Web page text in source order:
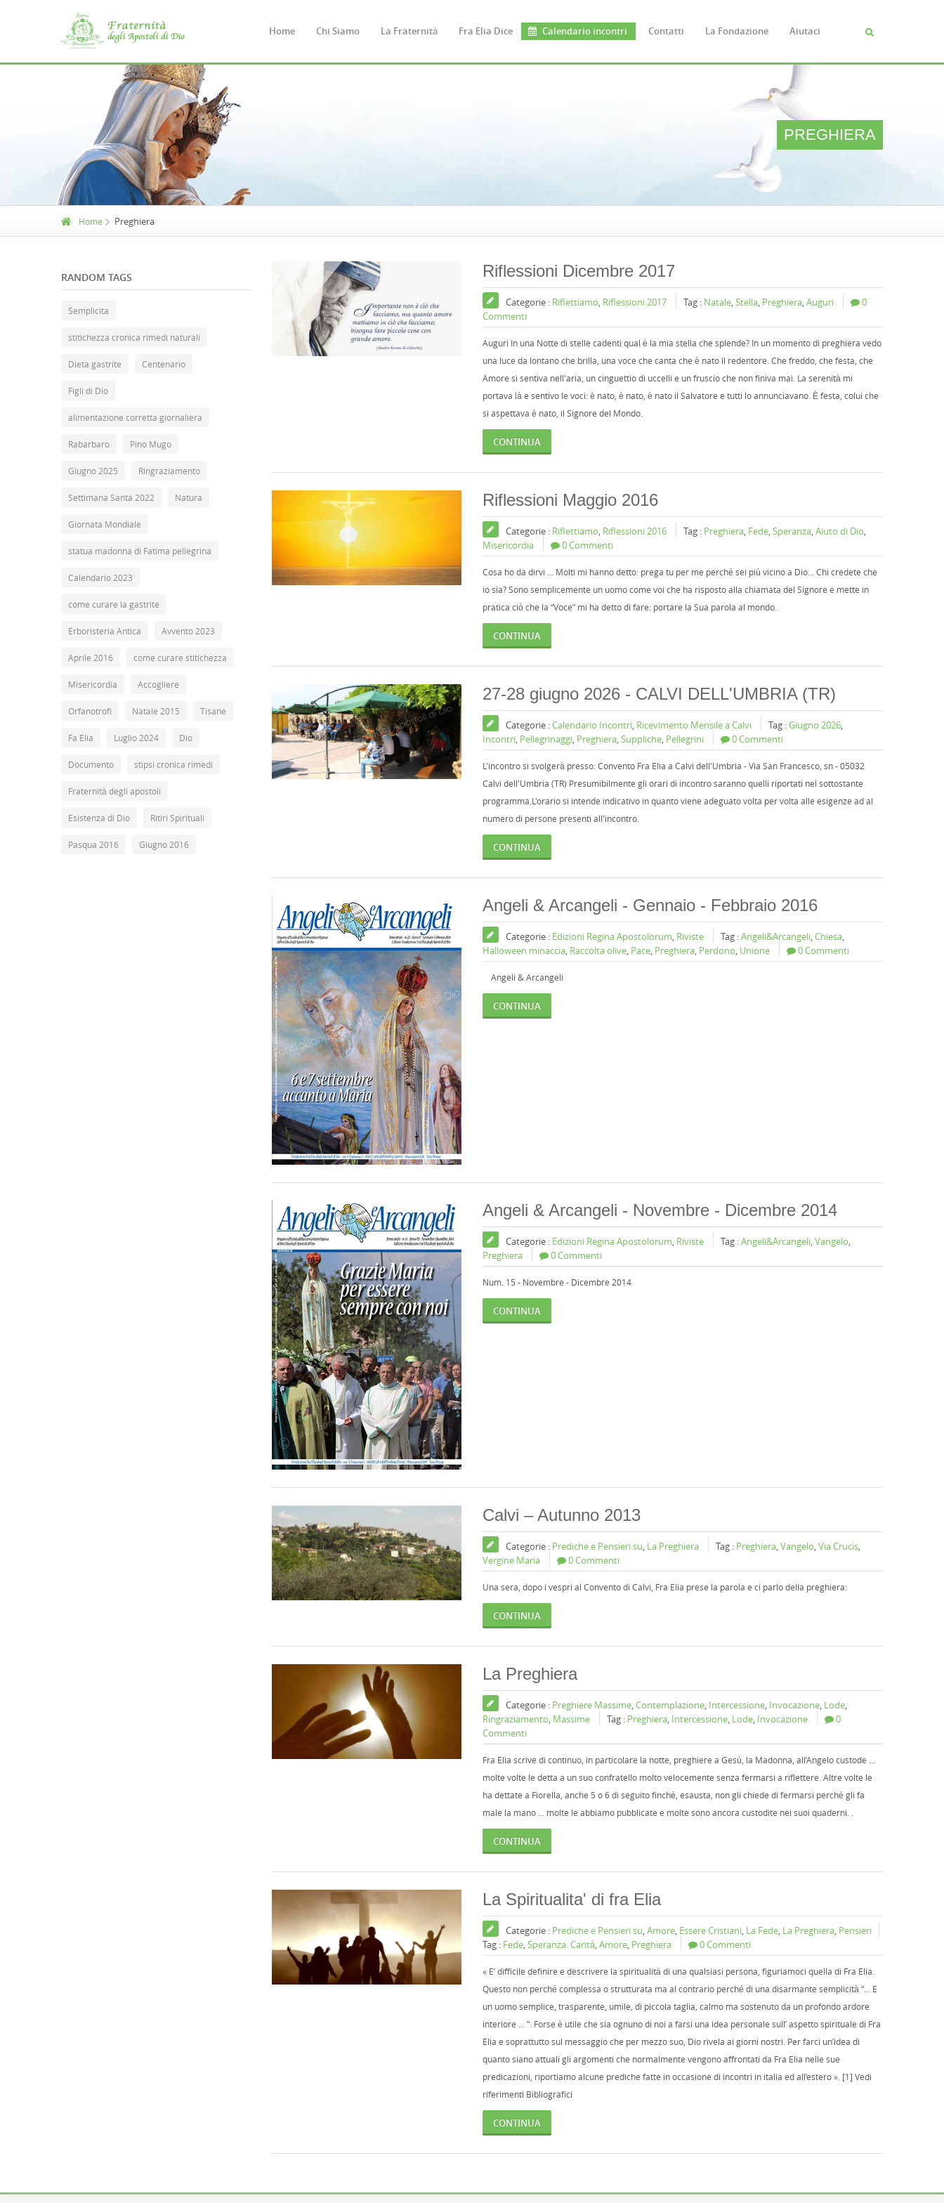
FORM
DI
Cerca
Home Chi Siamo La Fraternità Fra Elia Dice Calendario incontri Contatti La Fondazione Aiutaci
PREGHIERA
Home Preghiera
Riflessioni Dicembre 2017
Categorie : Riflettiamo, Riflessioni 2017 Tag : Natale,Stella, Preghiera,Auguri
0
Commenti
Auguri In una Notte di stelle cadenti qual è la mia stella che splende? In un momento di preghiera vedo
una luce da lontano che brilla, una voce che canta che è nato il redentore. Che freddo, che festa, che
Amore si sentiva nell'aria, un cinguettio di uccelli e un fruscio che non fi­niva mai. La serenità mi
portava là e sentivo le voci: è nato, è nato, è nato il Salvatore e tutti lo annunciavano. È festa, colui che
si aspettava è nato, il Signore del Mondo.
CONTINUA
Riflessioni Maggio 2016
Categorie : Riflettiamo, Riflessioni 2016 Tag : Preghiera, Fede,Speranza,Aiuto di Dio,
Misericordia
0 Commenti
Cosa ho da dirvi … Molti mi hanno detto: prega tu per me perché sei più vicino a Dio... Chi credete che
io sia? Sono semplicemente un uomo come voi che ha risposto alla chiamata del Signore e mette in
pratica ciò che la “Voce” mi ha detto di fare: portare la Sua parola al mondo.
CONTINUA
27-28 giugno 2026 - CALVI DELL'UMBRIA (TR)
Categorie :Calendario Incontri, Ricevimento Mensile a Calvi Tag :Giugno 2026,
Incontri, Pellegrinaggi, Preghiera,Suppliche, Pellegrini 0 Commenti
L'incontro si svolgerà presso: Convento Fra Elia a Calvi dell'Umbria - Via San Francesco, sn - 05032
Calvi dell'Umbria (TR) Presumibilmente gli orari di incontro saranno quelli riportati nel sottostante
programma.L'orario si intende indicativo in quanto viene adeguato volta per volta alle esigenze ad al
numero di persone presenti all'incontro.
CONTINUA
Angeli & Arcangeli - Gennaio - Febbraio 2016
Categorie : Edizioni Regina Apostolorum, Riviste Tag :Angeli&Arcangeli,Chiesa,
Halloween minaccia, Raccolta olive, Pace, Preghiera, Perdono, Unione 0 Commenti
Angeli & Arcangeli
CONTINUA
Angeli & Arcangeli - Novembre - Dicembre 2014
Categorie : Edizioni Regina Apostolorum, Riviste Tag :Angeli&Arcangeli,Vangelo,
Preghiera
0 Commenti
Num. 15 - Novembre - Dicembre 2014
CONTINUA
Calvi – Autunno 2013
Categorie : Prediche e Pensieri su La Preghiera Tag : Preghiera, Vangelo Via Crucis,
Vergine Maria
0 Commenti
Una sera, dopo i vespri al Convento di Calvi, Fra Elia prese la parola e ci parlo della preghiera:
CONTINUA
La Preghiera
Categorie : Preghiere Massime, Contemplazione, Intercessione, Invocazione, Lode,
Ringraziamento Massime Tag : Preghiera, Intercessione, Lode, Invocazione
0
Commenti
Fra Elia scrive di continuo, in particolare la notte, preghiere a Gesù, la Madonna, all’Angelo custode …
molte volte le detta a un suo confratello molto velocemente senza fermarsi a riflettere. Altre volte le
ha dettate a Fiorella, anche 5 o 6 di seguito finché, esausta, non gli chiede di fermarsi perché gli fa
male la mano … molte le abbiamo pubblicate e molte sono ancora custodite nei suoi quaderni. .
CONTINUA
La Spiritualita' di fra Elia
Categorie : Prediche e Pensieri su Amore, Essere Cristiani, La Fede, La Preghiera, Pensieri
Tag : Fede, Speranza. Carità, Amore, Preghiera 0 Commenti
« E’ difficile definire e descrivere la spiritualità di una qualsiasi persona, figuriamoci quella di Fra Elia.
Questo non perché complessa o strutturata ma al contrario perché di una disarmante semplicità “… E
un uomo semplice, trasparente, umile, di piccola taglia, calmo ma sostenuto da un profondo ardore
interiore ... ”. Forse è utile che sia ognuno di noi a farsi una idea personale sull’ aspetto spirituale di Fra
Elia e soprattutto sul messaggio che per mezzo suo, Dio rivela ai giorni nostri. Per farci un’idea di
quanto siano attuali gli argomenti che normalmente vengono affrontati da Fra Elia nelle sue
predicazioni, riportiamo alcune prediche fatte in occasione di incontri in italia ed all’estero ». [1] Vedi
riferimenti Bibliografici
CONTINUA
RANDOM TAGS
Semplicita
stitichezza cronica rimedi naturali
Dieta gastrite Centenario
Figli di Dio
alimentazione corretta giornaliera
Rabarbaro Pino Mugo
Giugno 2025 Ringraziamento
Settimana Santa 2022 Natura
Giornata Mondiale
statua madonna di Fatima pellegrina
Calendario 2023
come curare la gastrite
Erboristeria Antica Avvento 2023
Aprile 2016 come curare stitichezza
Misericordia Accogliere
Orfanotrofi Natale 2015 Tisane
Fa Elia Luglio 2024 Dio
Documento stipsi cronica rimedi
Fraternità degli apostoli
Esistenza di Dio Ritiri Spirituali
Pasqua 2016 Giugno 2016